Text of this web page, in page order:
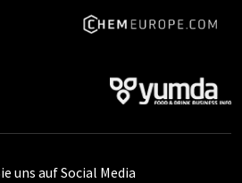
uns auf Social Media